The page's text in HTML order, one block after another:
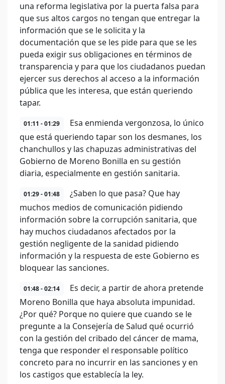
una reforma legislativa por la puerta falsa para
que sus altos cargos no tengan que entregar la
información que se le solicita y la
documentación que se les pide para que se les
pueda exigir sus obligaciones en términos de
transparencia y para que los ciudadanos puedan
ejercer sus derechos al acceso a la información
pública que les interesa, que están queriendo
tapar.
01:11 - 01:29
Esa enmienda vergonzosa, lo único
que está queriendo tapar son los desmanes, los
chanchullos y las chapuzas administrativas del
Gobierno de Moreno Bonilla en su gestión
diaria, especialmente en gestión sanitaria.
01:29 - 01:48
¿Saben lo que pasa? Que hay
muchos medios de comunicación pidiendo
información sobre la corrupción sanitaria, que
hay muchos ciudadanos afectados por la
gestión negligente de la sanidad pidiendo
información y la respuesta de este Gobierno es
bloquear las sanciones.
01:48 - 02:14
Es decir, a partir de ahora pretende
Moreno Bonilla que haya absoluta impunidad.
¿Por qué? Porque no quiere que cuando se le
pregunte a la Consejería de Salud qué ocurrió
con la gestión del cribado del cáncer de mama,
tenga que responder el responsable político
concreto para no incurrir en las sanciones y en
los castigos que establecía la ley.